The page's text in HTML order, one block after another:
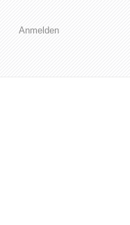
Anmelden